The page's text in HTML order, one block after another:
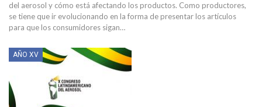
del aerosol y cómo está afectando los productos. Como productores,
se tiene que ir evolucionando en la forma de presentar los artículos
para que los consumidores sigan…
AÑO XV